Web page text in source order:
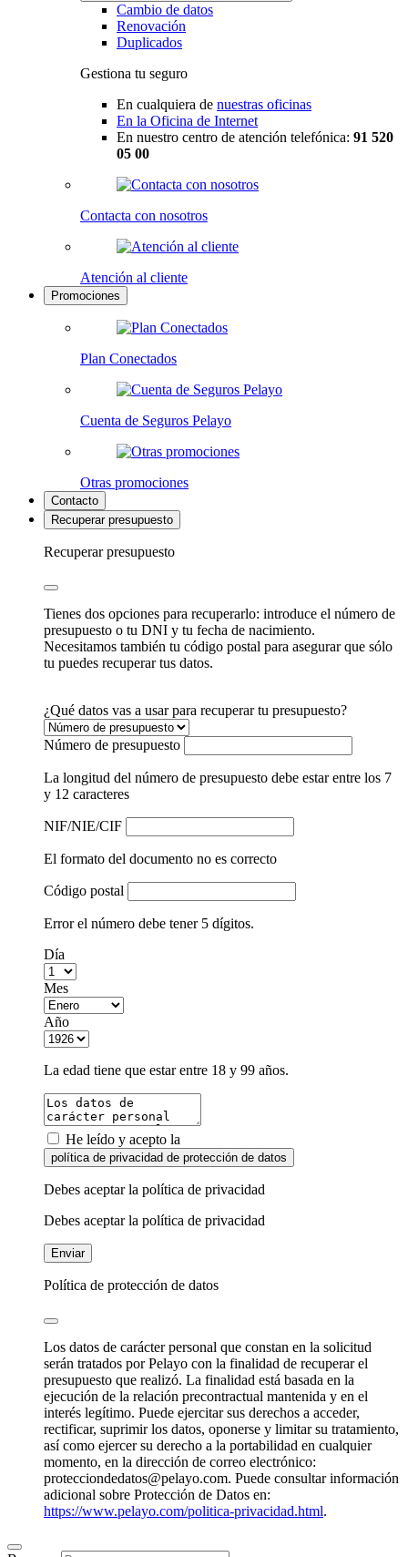
Cambio de datos
Renovación
Duplicados
Gestiona tu seguro
En cualquiera de nuestras oficinas
En la Oficina de Internet
En nuestro centro de atención telefónica: 91 520
05 00
Contacta con nosotros
Atención al cliente
Promociones
Plan Conectados
Cuenta de Seguros Pelayo
Otras promociones
Contacto
Recuperar presupuesto
Recuperar presupuesto
Tienes dos opciones para recuperarlo: introduce el número de
presupuesto o tu DNI y tu fecha de nacimiento.
Necesitamos también tu código postal para asegurar que sólo
tu puedes recuperar tus datos.
¿Qué datos vas a usar para recuperar tu presupuesto?
Número de presupuesto
La longitud del número de presupuesto debe estar entre los 7
y 12 caracteres
NIF/NIE/CIF
El formato del documento no es correcto
Código postal
Error el número debe tener 5 dígitos.
Día
Mes
Año
La edad tiene que estar entre 18 y 99 años.
He leído y acepto la
política de privacidad de protección de datos
Debes aceptar la política de privacidad
Debes aceptar la política de privacidad
Enviar
Política de protección de datos
Los datos de carácter personal que constan en la solicitud
serán tratados por Pelayo con la finalidad de recuperar el
presupuesto que realizó. La finalidad está basada en la
ejecución de la relación precontractual mantenida y en el
interés legítimo. Puede ejercitar sus derechos a acceder,
rectificar, suprimir los datos, oponerse y limitar su tratamiento,
así como ejercer su derecho a la portabilidad en cualquier
momento, en la dirección de correo electrónico:
protecciondedatos@pelayo.com. Puede consultar información
adicional sobre Protección de Datos en:
https://www.pelayo.com/politica-privacidad.html.